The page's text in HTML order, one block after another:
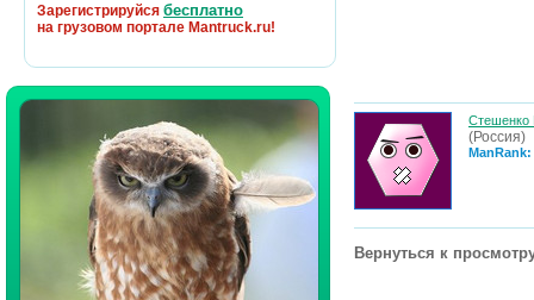
Зарегистрируйся бесплатно
на грузовом портале Mantruck.ru!
Стешенко
(Россия)
Вернуться к